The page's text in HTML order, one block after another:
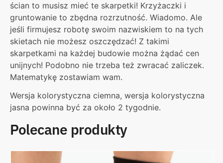
ścian to musisz mieć te skarpetki! Krzyżaczki i
gruntowanie to zbędna rozrzutność. Wiadomo. Ale
jeśli firmujesz robotę swoim nazwiskiem to na tych
skietach nie możesz oszczędzać! Z takimi
skarpetkami na każdej budowie można żądać cen
unijnych! Podobno nie trzeba też zwracać zaliczek.
Matematykę zostawiam wam.
Wersja kolorystyczna ciemna, wersja kolorystyczna
jasna powinna być za około 2 tygodnie.
Polecane produkty